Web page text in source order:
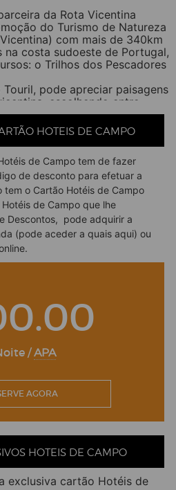
da Rota Vicentina
do Turismo de Natureza
com mais de 340km
na costa sudoeste de Portugal,
o Trilhos dos Pescadores
pode apreciar paisagens
escolhendo entre
longos, a maioria apenas
algumas delas também
WhatsApp
Share
HOTEIS DE CAMPO
de Campo tem de fazer
de desconto para efetuar a
tem o Cartão Hotéis de Campo
de Campo que lhe
Descontos, pode adquirir a
(pode aceder a quaisaqui) ou
.
/APA
AGORA
HOTEIS DE CAMPO
exclusiva cartão Hotéis de